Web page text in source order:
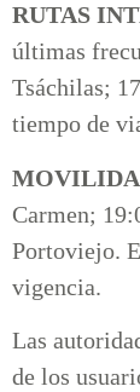
RUTAS
últimas
Tsáchilas;
tiempo de
Carmen;
Portoviejo.
vigencia.
Las
de los